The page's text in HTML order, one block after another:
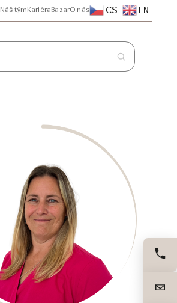
CS EN
O nás
Bazar
Kariéra
Náš tým